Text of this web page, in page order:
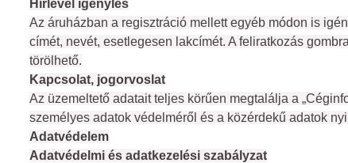
Hírlevél igénylés
Az áruházban a regisztráció mellett egyéb módon is
címét, nevét, esetlegesen lakcímét. A feliratkozás
törölhető.
Kapcsolat, jogorvoslat
Az üzemeltető adatait teljes körűen megtalálja a
személyes adatok védelméről és a közérdekű adatok
Adatvédelem
Adatvédelmi és adatkezelési szabályzat